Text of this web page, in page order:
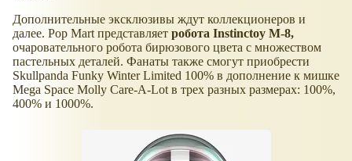
Дополнительные эксклюзивы ждут коллекционеров и
далее. Pop Mart представляет робота Instinctoy M-8,
очаровательного робота бирюзового цвета с множеством
пастельных деталей. Фанаты также смогут приобрести
Skullpanda Funky Winter Limited 100% в дополнение к мишке
Mega Space Molly Care-A-Lot в трех разных размерах: 100%,
400% и 1000%.